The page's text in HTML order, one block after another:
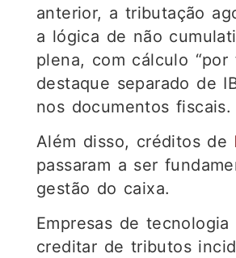
anterior, a tributação
a lógica de não
plena, com cálculo “por
destaque separado de
nos documentos fiscais.
Além disso, créditos de
passaram a ser
gestão do caixa.
Empresas de tecnologia
creditar de tributos